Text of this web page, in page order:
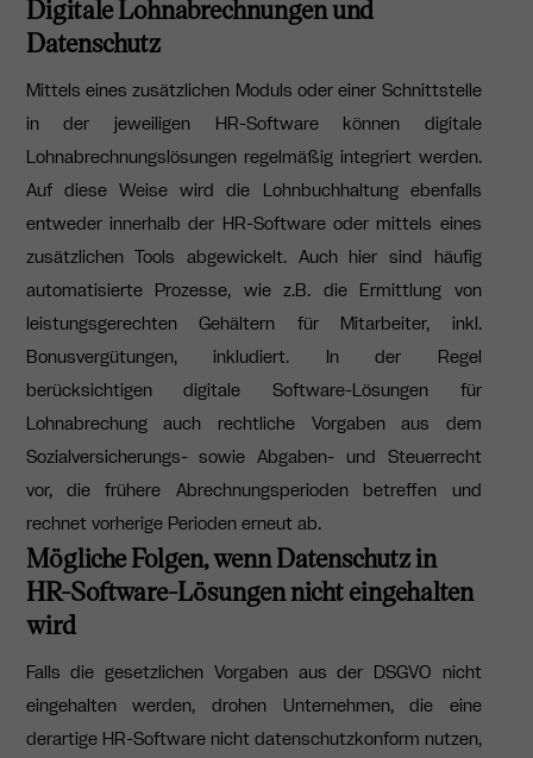
Digitale Lohnabrechnungen und
Datenschutz
Mittels eines zusätzlichen Moduls oder einer Schnittstelle
in der jeweiligen HR-Software können digitale
Lohnabrechnungslösungen regelmäßig integriert werden.
Auf diese Weise wird die Lohnbuchhaltung ebenfalls
entweder innerhalb der HR-Software oder mittels eines
zusätzlichen Tools abgewickelt. Auch hier sind häufig
automatisierte Prozesse, wie z.B. die Ermittlung von
leistungsgerechten Gehältern für Mitarbeiter, inkl.
Bonusvergütungen, inkludiert. In der Regel
berücksichtigen digitale Software-Lösungen für
Lohnabrechung auch rechtliche Vorgaben aus dem
Sozialversicherungs- sowie Abgaben- und Steuerrecht
vor, die frühere Abrechnungsperioden betreffen und
rechnet vorherige Perioden erneut ab.
Mögliche Folgen, wenn Datenschutz in
HR-Software-Lösungen nicht eingehalten
wird
Falls die gesetzlichen Vorgaben aus der DSGVO nicht
eingehalten werden, drohen Unternehmen, die eine
derartige HR-Software nicht datenschutzkonform nutzen,